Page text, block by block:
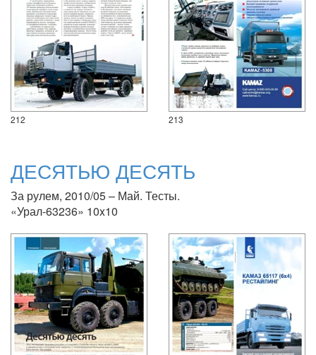
212 213
ДЕСЯТЬЮ ДЕСЯТЬ
За рулем, 2010/05 – Май. Тесты.
«Урал-63236» 10x10